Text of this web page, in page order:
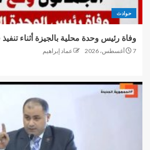
حوادث
وفاة رئيس وحدة محلية بالجيزة أثناء تنفيذ
7 أغسطس، 2026 عماد إبراهيم